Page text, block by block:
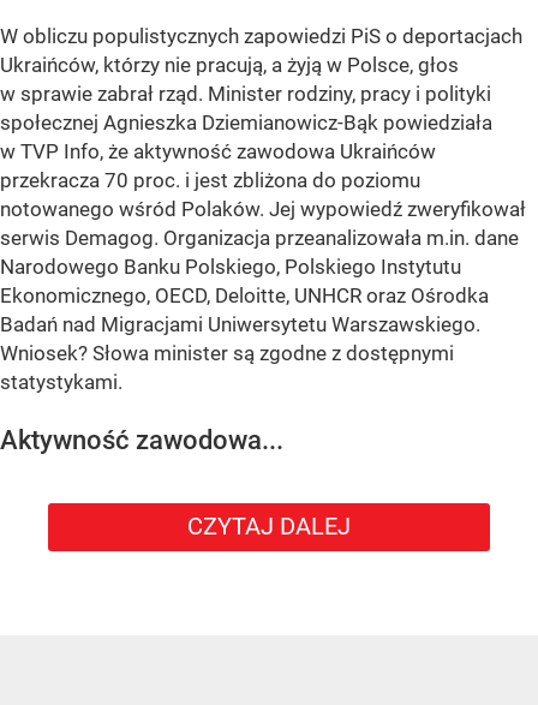
W obliczu populistycznych zapowiedzi PiS o deportacjach
Ukraińców, którzy nie pracują, a żyją w Polsce, głos
w sprawie zabrał rząd. Minister rodziny, pracy i polityki
społecznej Agnieszka Dziemianowicz-Bąk powiedziała
w TVP Info, że aktywność zawodowa Ukraińców
przekracza 70 proc. i jest zbliżona do poziomu
notowanego wśród Polaków. Jej wypowiedź zweryfikował
serwis Demagog. Organizacja przeanalizowała m.in. dane
Narodowego Banku Polskiego, Polskiego Instytutu
Ekonomicznego, OECD, Deloitte, UNHCR oraz Ośrodka
Badań nad Migracjami Uniwersytetu Warszawskiego.
Wniosek? Słowa minister są zgodne z dostępnymi
statystykami.
Aktywność zawodowa...
CZYTAJ DALEJ